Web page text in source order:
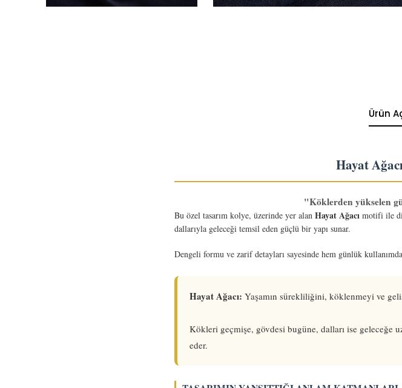
Ürün
Hayat
"Köklerden yükselen
Bu özel tasarım kolye, üzerinde yer alan Hayat Ağacı motifi ile
dallarıyla geleceği temsil eden güçlü bir yapı sunar.
Dengeli formu ve zarif detayları sayesinde hem günlük
Hayat Ağacı: Yaşamın sürekliliğini, köklenmeyi ve
Kökleri geçmişe, gövdesi bugüne, dalları ise geleceğe
eder.